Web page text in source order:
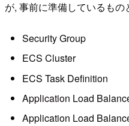
が, 事前に準備しているもの
Security Group
ECS Cluster
ECS Task Definition
Application Load
Application Load